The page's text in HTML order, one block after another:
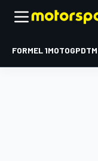
FORMEL 1MOTOGPDTM